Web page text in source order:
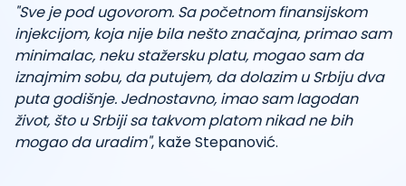
"Sve je pod ugovorom. Sa početnom finansijskom
injekcijom, koja nije bila nešto značajna, primao sam
minimalac, neku stažersku platu, mogao sam da
iznajmim sobu, da putujem, da dolazim u Srbiju dva
puta godišnje. Jednostavno, imao sam lagodan
život, što u Srbiji sa takvom platom nikad ne bih
mogao da uradim", kaže Stepanović.